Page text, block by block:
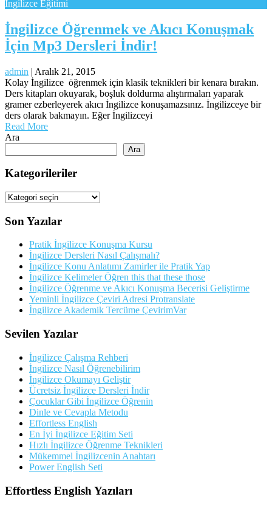
İngilizce Eğitimi
İngilizce Öğrenmek ve Akıcı Konuşmak
İçin Mp3 Dersleri İndir!
admin | Aralık 21, 2015
Kolay İngilizce öğrenmek için klasik teknikleri bir kenara bırakın.
Ders kitapları okuyarak, boşluk doldurma alıştırmaları yaparak
gramer ezberleyerek akıcı İngilizce konuşamazsınız. İngilizceye bir
ders olarak bakmayın. Eğer İngilizceyi
Read More
Ara
Ara
Kategorileriler
Kategorileriler
Son Yazılar
Pratik İngilizce Konuşma Kursu
İngilizce Dersleri Nasıl Çalışmalı?
İngilizce Konu Anlatımı Zamirler ile Pratik Yap
İngilizce Kelimeler Öğren this that these those
İngilizce Öğrenme ve Akıcı Konuşma Becerisi Geliştirme
Yeminli İngilizce Çeviri Adresi Protranslate
İngilizce Akademik Tercüme ÇevirimVar
Sevilen Yazılar
İngilizce Çalışma Rehberi
İngilizce Nasıl Öğrenebilirim
İngilizce Okumayı Geliştir
Ücretsiz İngilizce Dersleri İndir
Çocuklar Gibi İngilizce Öğrenin
Dinle ve Cevapla Metodu
Effortless English
En İyi İngilizce Eğitim Seti
Hızlı İngilizce Öğrenme Teknikleri
Mükemmel İngilizcenin Anahtarı
Power English Seti
Effortless English Yazıları